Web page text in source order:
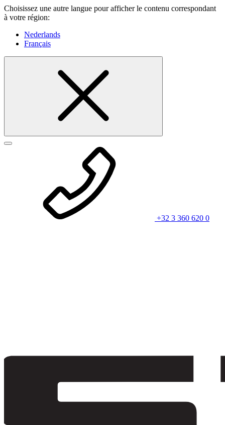
Choisissez une autre langue pour afficher le contenu correspondant
à votre région:
Nederlands
Français
+32 3 360 620 0